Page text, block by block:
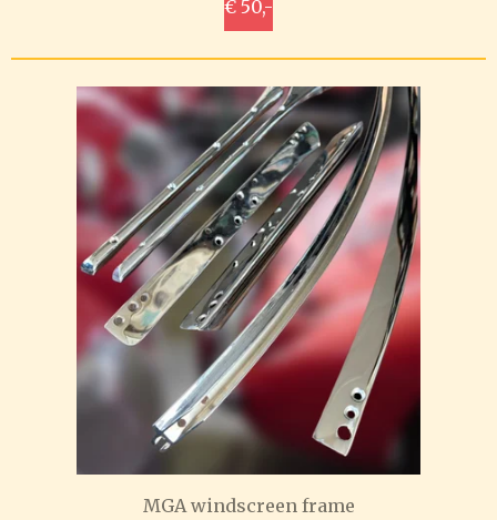
€ 50,-
MGA windscreen frame